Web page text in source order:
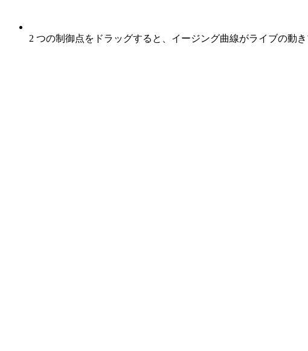
2 つの制御点をドラッグすると、イージング曲線がライブの動